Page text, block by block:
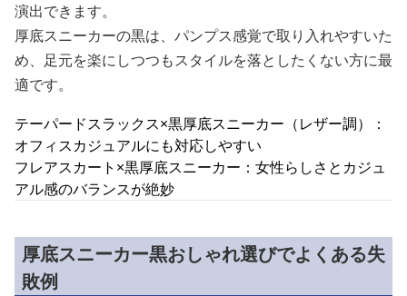
演出できます。
厚底スニーカーの黒は、パンプス感覚で取り入れやすいた
め、足元を楽にしつつもスタイルを落としたくない方に最
適です。
テーパードスラックス×黒厚底スニーカー（レザー調）：
オフィスカジュアルにも対応しやすい
フレアスカート×黒厚底スニーカー：女性らしさとカジュ
アル感のバランスが絶妙
厚底スニーカー黒おしゃれ選びでよくある失
敗例